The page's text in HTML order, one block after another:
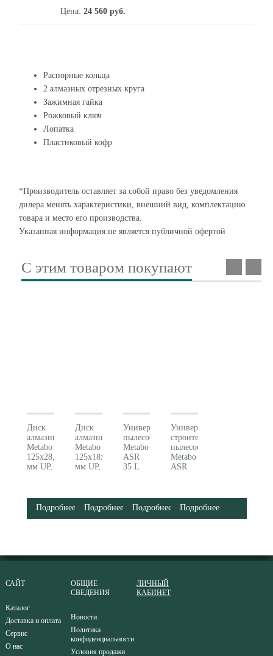
Цена: 24 560 руб.
Распорные кольца
2 алмазных отрезных круга
Зажимная гайка
Рожковый ключ
Лопатка
Пластиковый кофр
*Производитель оставляет за собой право без уведомления
дилера менять характеристики, внешний вид, комплектацию
товара и место его производства.
Указанная информация не является публичной офертой
С этим товаром покупают
Диск
алмазный
Metabo
125x28,5x22.23
мм UP,
MFE
Подробнее
Диск
алмазный
Metabo
125x18x22.23
мм UP,
MFE
40 Подробнее
Универсальный
пылесос
Metabo
ASR
35 L
Подробнее
Универсальный
строительный
пылесос
Metabo
ASR
602058000
Подробнее
САЙТ
Каталог
Доставка и оплата
Сервис
О нас
ОБЩИЕ
СВЕДЕНИЯ
Новости
Политика
конфиденциальности
Условия продажи
ЛИЧНЫЙ
КАБИНЕТ